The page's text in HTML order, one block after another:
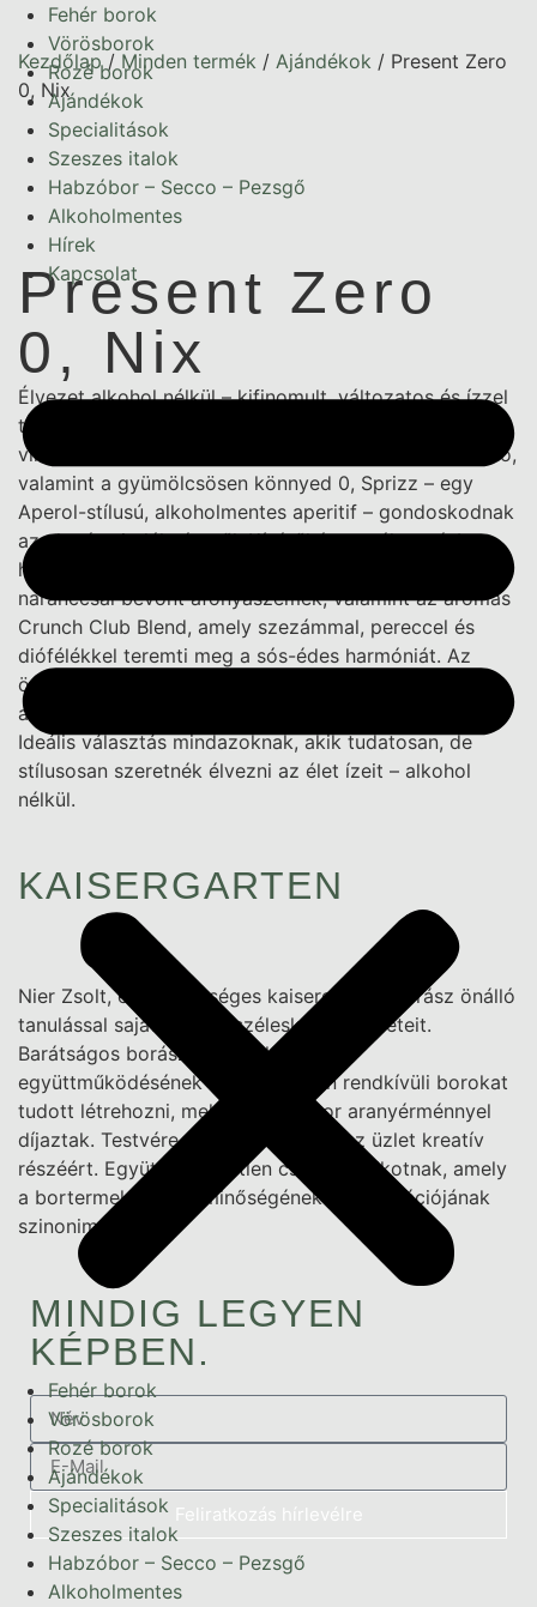
Fehér borok
Vörösborok
Rozé borok
Ajándékok
Specialitások
Szeszes italok
Habzóbor – Secco – Pezsgő
Alkoholmentes
Hírek
Kapcsolat
Fehér borok
Vörösborok
Rozé borok
Ajándékok
Specialitások
Szeszes italok
Habzóbor – Secco – Pezsgő
Alkoholmentes
Kezdőlap/ Minden termék / Ajándékok / Present Zero
0, Nix
Present Zero
0, Nix
Élvezet alkohol nélkül – kifinomult, változatos és ízzel
teli. Ez a válogatás az alkoholmentes különlegességek
világát hozza el: a pezsgően frissítő 0,nix Apfel Secco,
valamint a gyümölcsösen könnyed 0, Sprizz – egy
Aperol-stílusú, alkoholmentes aperitif – gondoskodnak
az elegáns italélményről. Kísérőként a válogatásban
helyet kapnak a bio minőségű, fehér csokoládéval és
naranccsal bevont áfonyaszemek, valamint az aromás
Crunch Club Blend, amely szezámmal, pereccel és
diófélékkel teremti meg a sós-édes harmóniát. Az
összeállítás egy prémium ajándékdobozban érkezik,
amely már a kibontás pillanatát ünneppé varázsolja.
Ideális választás mindazoknak, akik tudatosan, de
stílusosan szeretnék élvezni az élet ízeit – alkohol
nélkül.
KAISERGARTEN
Nier Zsolt, ez a tehetséges kaisergarteni borász önálló
tanulással sajátította el széleskörű ismereteit.
Barátságos borászokkal való szoros
együttműködésének köszönhetően rendkívüli borokat
tudott létrehozni, melyeket sokszor aranyérménnyel
díjaztak. Testvére, Tom Nier felelős az üzlet kreatív
részéért. Együtt verhetetlen csapatot alkotnak, amely
a bortermelés csúcsminőségének és innovációjának
szinonimája.
MINDIG LEGYEN
KÉPBEN.
Feliratkozás hírlevélre